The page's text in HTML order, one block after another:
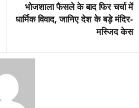
भोजशाला फैसले के बाद फिर चर्चा में
धार्मिक विवाद, जानिए देश के बड़े मंदिर-
मस्जिद केस